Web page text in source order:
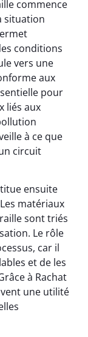
commence
situation
conditions
vers une
aux
pour
liés aux
à ce que
circuit
ensuite
matériaux
sont triés
Le rôle
car il
et de les
à Rachat
une utilité